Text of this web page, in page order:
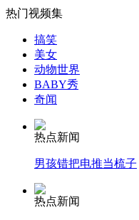
女孩北京地铁殴打老
无痛分娩是否安全 医
外交部：反对强权政
外交部：有关国家言
热门视频集
搞笑
美女
动物世界
BABY秀
奇闻
热点新闻
男孩错把电推当梳子
热点新闻